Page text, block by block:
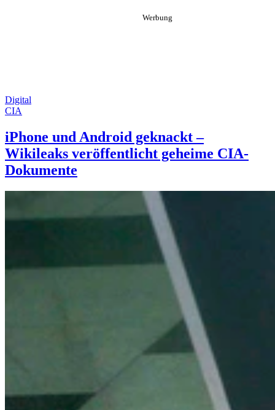
Digital
CIA
iPhone und Android geknackt –
Wikileaks veröffentlicht geheime CIA-
Dokumente